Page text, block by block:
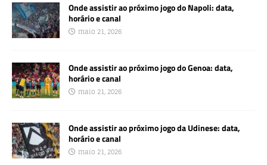
Onde assistir ao próximo jogo do Napoli: data,
horário e canal
maio 21, 2026
Onde assistir ao próximo jogo do Genoa: data,
horário e canal
maio 21, 2026
Onde assistir ao próximo jogo da Udinese: data,
horário e canal
maio 21, 2026